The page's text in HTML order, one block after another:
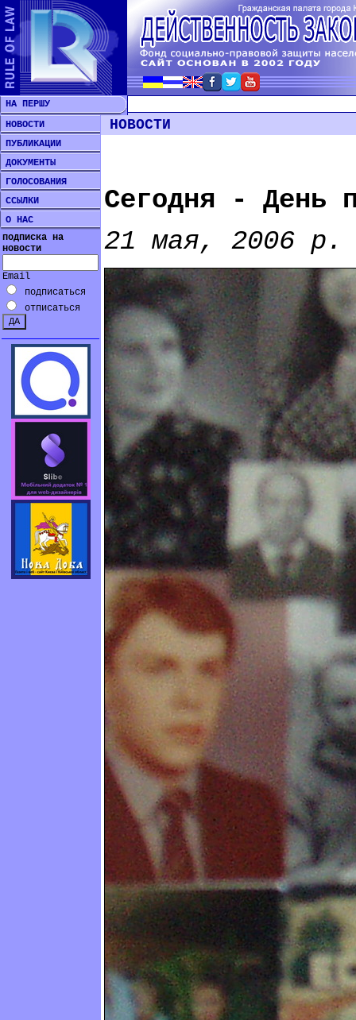
НА ПЕРШУ
НОВОСТИ
ПУБЛИКАЦИИ
ДОКУМЕНТЫ
ГОЛОСОВАНИЯ
ССЫЛКИ
О НАС
подписка на
новости
Email
подписаться
отписаться
НОВОСТИ
Сегодня - День
21 мая, 2006 р.